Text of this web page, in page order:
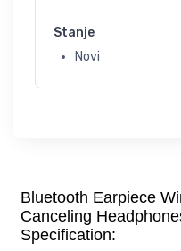
Stanje
Novi